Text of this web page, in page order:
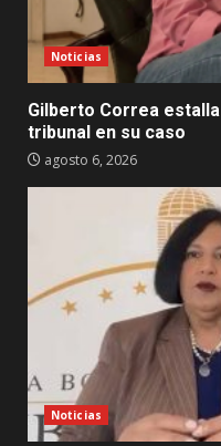
Noticias
Gilberto Correa
tribunal en su caso
agosto 6, 2026
Noticias